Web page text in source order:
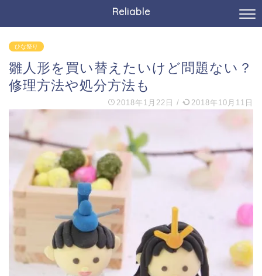
Reliable
ひな祭り
雛人形を買い替えたいけど問題ない？
修理方法や処分方法も
2018年1月22日 / 2018年10月11日